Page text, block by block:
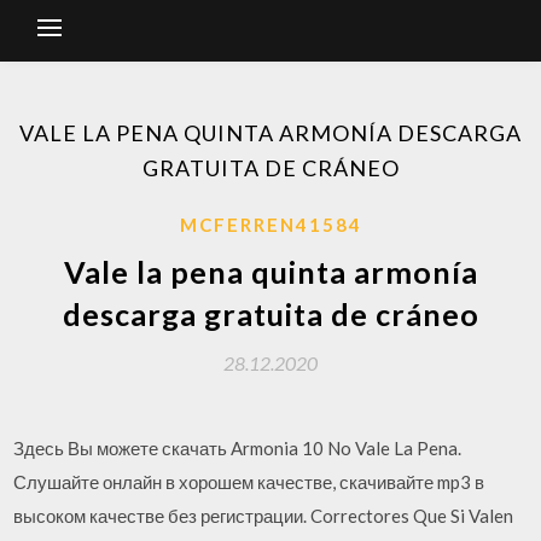
VALE LA PENA QUINTA ARMONÍA DESCARGA
GRATUITA DE CRÁNEO
MCFERREN41584
Vale la pena quinta armonía
descarga gratuita de cráneo
28.12.2020
Здесь Вы можете скачать Armonia 10 No Vale La Pena.
Слушайте онлайн в хорошем качестве, скачивайте mp3 в
высоком качестве без регистрации. Correctores Que Si Valen